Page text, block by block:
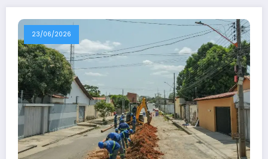
23/06/2026